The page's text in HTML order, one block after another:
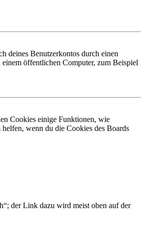
deines Benutzerkontos durch einen
öffentlichen Computer, zum Beispiel
Cookies einige Funktionen, wie
wenn du die Cookies des Boards
der Link dazu wird meist oben auf der